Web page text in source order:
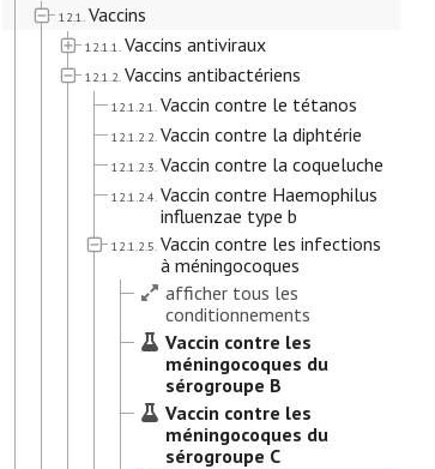
12.1. Vaccins
12.1.1. Vaccins antiviraux
12.1.2. Vaccins antibactériens
12.1.2.1. Vaccin contre le tétanos
12.1.2.2. Vaccin contre la diphtérie
12.1.2.3. Vaccin contre la coqueluche
12.1.2.4. Vaccin contre Haemophilus
influenzae type b
12.1.2.5. Vaccin contre les infections
à méningocoques
afficher tous les
conditionnements
Vaccin contre les
méningocoques du
sérogroupe B
Vaccin contre les
méningocoques du
sérogroupe C